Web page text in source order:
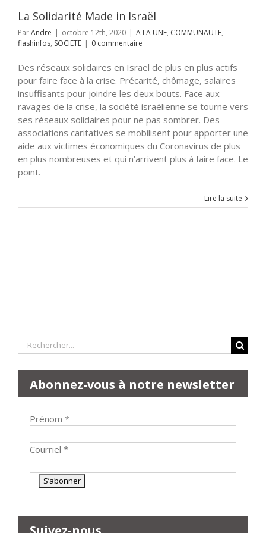
La Solidarité Made in Israël
ParAndre | octobre 12th, 2020 | A LA UNE, COMMUNAUTE,
flashinfos, SOCIETE | 0 commentaire
Des réseaux solidaires en Israël de plus en plus actifs
pour faire face à la crise. Précarité, chômage, salaires
insuffisants pour joindre les deux bouts. Face aux
ravages de la crise, la société israélienne se tourne vers
ses réseaux solidaires pour ne pas sombrer. Des
associations caritatives se mobilisent pour apporter une
aide aux victimes économiques du Coronavirus de plus
en plus nombreuses et qui n’arrivent plus à faire face. Le
point.
Lire la suite
Rechercher:
Abonnez-vous à notre newsletter
Prénom *
Courriel *